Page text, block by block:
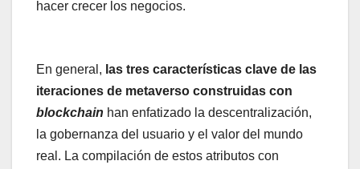
hacer crecer los negocios.
En general, las tres características clave de las
iteraciones de metaverso construidas con
blockchain han enfatizado la descentralización,
la gobernanza del usuario y el valor del mundo
real. La compilación de estos atributos con